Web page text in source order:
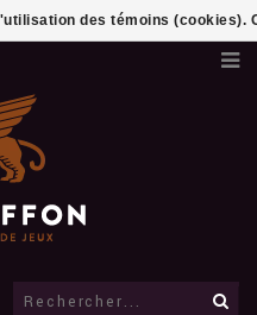
des témoins